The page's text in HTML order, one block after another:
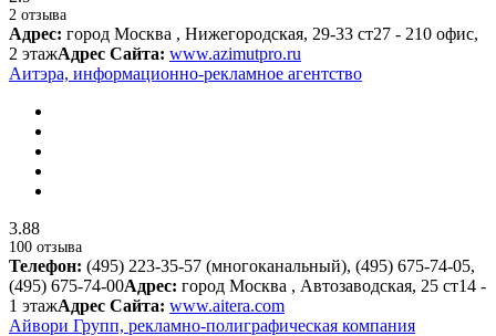
2 отзыва
Адрес: город Москва , Нижегородская, 29-33 ст27 - 210 офис,
2 этажАдрес Сайта: www.azimutpro.ru
Аитэра, информационно-рекламное агентство
3.88
100 отзыва
Телефон: (495) 223-35-57 (многоканальный), (495) 675-74-05,
(495) 675-74-00Адрес: город Москва , Автозаводская, 25 ст14 -
1 этажАдрес Сайта: www.aitera.com
Айвори Групп, рекламно-полиграфическая компания